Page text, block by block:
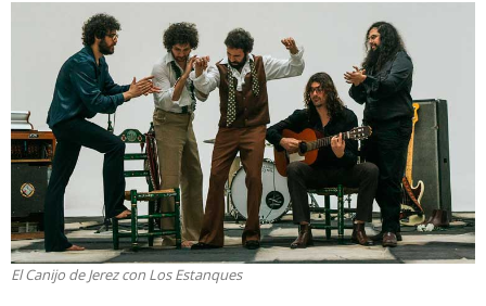
El Canijo de Jerez con Los Estanques